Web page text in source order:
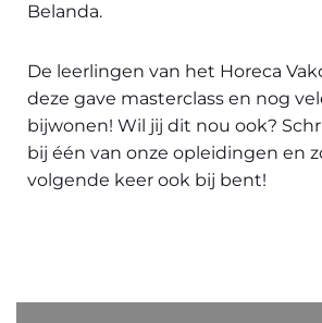
Belanda.
De leerlingen van het Horeca
deze gave masterclass en nog
bijwonen! Wil jij dit nou ook?
bij één van onze opleidingen en
volgende keer ook bij bent!